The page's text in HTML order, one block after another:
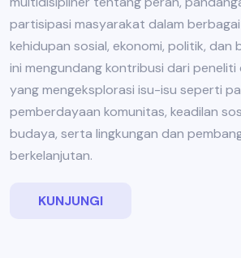
partisipasi masyarakat dalam
kehidupan sosial, ekonomi, politik, dan
ini mengundang kontribusi dari peneliti
yang mengeksplorasi isu-isu seperti
pemberdayaan komunitas, keadilan
budaya, serta lingkungan dan
berkelanjutan.
KUNJUNGI